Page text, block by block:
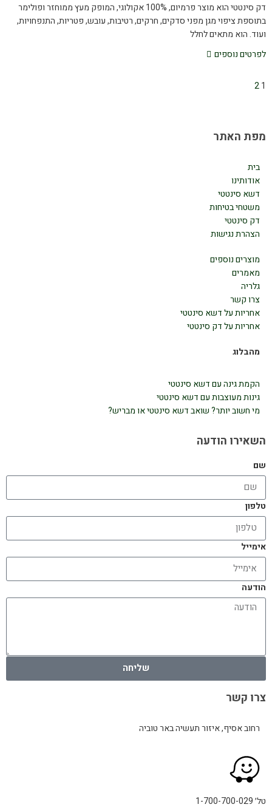
דק סינטטי הוא מוצר פרמיום, 100% אקולוגי, המופק מעץ ממוחזר ופולימר
בתוספת ציפוי מגן מפני סדקים, חרקים, רטיבות, עובש, פטריות, התנפחויות,
ועוד. הוא מתאים לחלל
לפרטים נוספים
1
2
מפת האתר
בית
אודותינו
דשא סינטטי
משטחי בטיחות
דק סינטטי
הצהרת נגישות
מוצרים נוספים
מאמרים
גלריה
צרו קשר
אחריות על דשא סינטטי
אחריות על דק סינטטי
מהבלוג
הקמת גינה עם דשא סינטטי
גינות מעוצבות עם דשא סינטטי
מי חשוב יותר? שואב דשא סינטטי או מבריש?
השאירו הודעה
שם
טלפון
אימייל
הודעה
שליחה
צרו קשר
רחוב אסיף, איזור תעשיה באר טוביה
טל׳ 1-700-700-029